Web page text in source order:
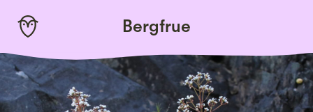
Bergfrue